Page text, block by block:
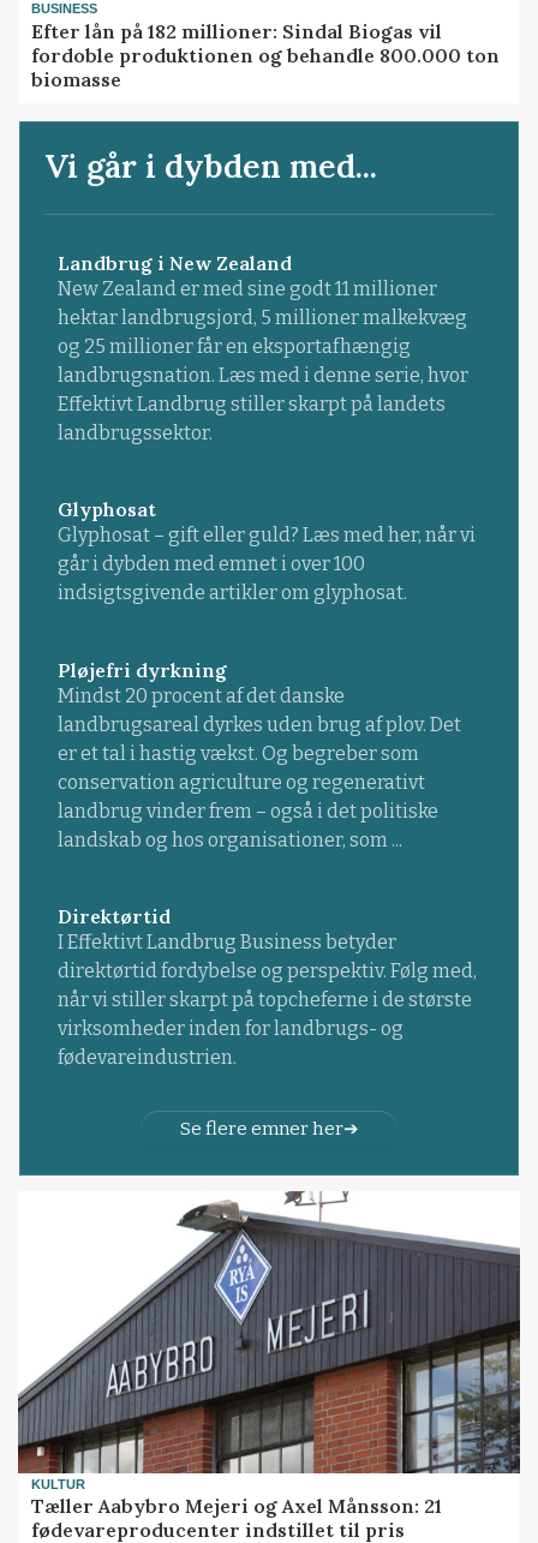
BUSINESS
Efter lån på 182 millioner: Sindal Biogas vil
fordoble produktionen og behandle 800.000 ton
biomasse
Vi går i dybden med...
Landbrug i New Zealand
New Zealand er med sine godt 11 millioner
hektar landbrugsjord, 5 millioner malkekvæg
og 25 millioner får en eksportafhængig
landbrugsnation. Læs med i denne serie, hvor
Effektivt Landbrug stiller skarpt på landets
landbrugssektor.
Glyphosat
Glyphosat – gift eller guld? Læs med her, når vi
går i dybden med emnet i over 100
indsigtsgivende artikler om glyphosat.
Pløjefri dyrkning
Mindst 20 procent af det danske
landbrugsareal dyrkes uden brug af plov. Det
er et tal i hastig vækst. Og begreber som
conservation agriculture og regenerativt
landbrug vinder frem – også i det politiske
landskab og hos organisationer, som ...
Direktørtid
I Effektivt Landbrug Business betyder
direktørtid fordybelse og perspektiv. Følg med,
når vi stiller skarpt på topcheferne i de største
virksomheder inden for landbrugs- og
fødevareindustrien.
Se flere emner her
KULTUR
Tæller Aabybro Mejeri og Axel Månsson: 21
fødevareproducenter indstillet til pris